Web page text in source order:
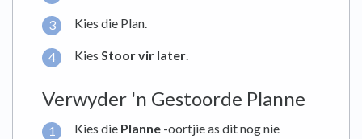
Kies die Plan.
Kies Stoor vir later.
Verwyder 'n Gestoorde Planne
Kies die Planne -oortjie as dit nog nie